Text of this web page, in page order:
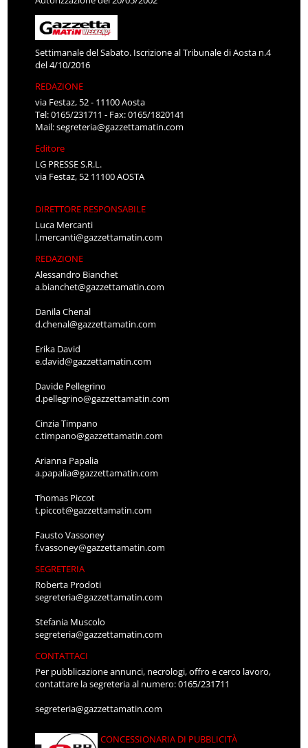
Settimanale del Sabato. Iscrizione al Tribunale di Aosta n.4
del 4/10/2016
REDAZIONE
via Festaz, 52 - 11100 Aosta
Tel: 0165/231711 - Fax: 0165/1820141
Mail:segreteria@gazzettamatin.com
Editore
LG PRESSE S.R.L.
via Festaz, 52 11100 AOSTA
DIRETTORE RESPONSABILE
Luca Mercanti
l.mercanti@gazzettamatin.com
REDAZIONE
Alessandro Bianchet
a.bianchet@gazzettamatin.com
Danila Chenal
d.chenal@gazzettamatin.com
Erika David
e.david@gazzettamatin.com
Davide Pellegrino
d.pellegrino@gazzettamatin.com
Cinzia Timpano
c.timpano@gazzettamatin.com
Arianna Papalia
a.papalia@gazzettamatin.com
Thomas Piccot
t.piccot@gazzettamatin.com
Fausto Vassoney
f.vassoney@gazzettamatin.com
SEGRETERIA
Roberta Prodoti
segreteria@gazzettamatin.com
Stefania Muscolo
segreteria@gazzettamatin.com
CONTATTACI
Per pubblicazione annunci, necrologi, offro e cerco lavoro,
contattare la segreteria al numero: 0165/231711
segreteria@gazzettamatin.com
CONCESSIONARIA DI PUBBLICITÀ